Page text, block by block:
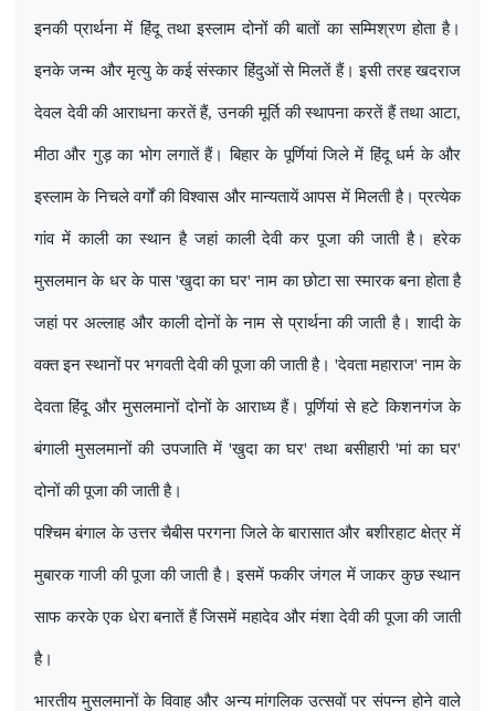
इनकी प्रार्थना में हिंदू तथा इस्लाम दोनों की बातों का सम्मिश्रण होता है।
इनके जन्म और मृत्यु के कई संस्कार हिंदुओं से मिलतें हैं। इसी तरह खदराज
देवल देवी की आराधना करतें हैं,उनकी मूर्ति की स्थापना करतें हैं तथा आटा,
मीठा और गुड़ का भोग लगातें हैं। बिहार के पूर्णियां जिले में हिंदू धर्म के और
इस्लाम के निचले वर्गों की विश्वास और मान्यतायें आपस में मिलती है। प्रत्येक
गांव में काली का स्थान है जहां काली देवी कर पूजा की जाती है। हरेक
मुसलमान के धर के पास'खुदा का घर'नाम का छोटा सा स्मारक बना होता है
जहां पर अल्लाह और काली दोनों के नाम से प्रार्थना की जाती है। शादी के
वक्त इन स्थानों पर भगवती देवी की पूजा की जाती है। 'देवता महाराज'नाम के
देवता हिंदू और मुसलमानों दोनों के आराध्य हैं। पूर्णियां से हटे किशनगंज के
बंगाली मुसलमानों की उपजाति में 'खुदा का घर'तथा बसीहारी 'मां का घर'
दोनों की पूजा की जाती है।
पश्चिम बंगाल के उत्तर चैबीस परगना जिले के बारासात और बशीरहाट क्षेत्र में
मुबारक गाजी की पूजा की जाती है। इसमें फकीर जंगल में जाकर कुछ स्थान
साफ करके एक धेरा बनातें हैं जिसमें महादेव और मंशा देवी की पूजा की जाती
है।
भारतीय मुसलमानों के विवाह और अन्य मांगलिक उत्सवों पर संपन्न होने वाले